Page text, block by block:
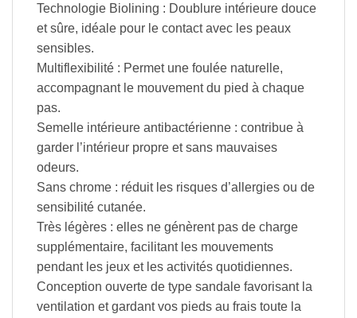
Technologie Biolining : Doublure intérieure douce
et sûre, idéale pour le contact avec les peaux
sensibles.
Multiflexibilité : Permet une foulée naturelle,
accompagnant le mouvement du pied à chaque
pas.
Semelle intérieure antibactérienne : contribue à
garder l’intérieur propre et sans mauvaises
odeurs.
Sans chrome : réduit les risques d’allergies ou de
sensibilité cutanée.
Très légères : elles ne génèrent pas de charge
supplémentaire, facilitant les mouvements
pendant les jeux et les activités quotidiennes.
Conception ouverte de type sandale favorisant la
ventilation et gardant vos pieds au frais toute la